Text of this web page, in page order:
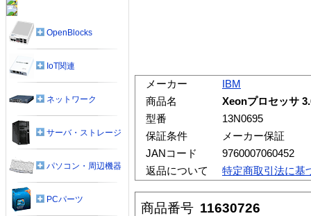
メーカー
IBM
商品名
Xeonプロセッサ
型番
13N0695
保証条件
メーカー保証
JANコード
9760007060452
返品について
特定商取引法に基
商品番号 11630726
OpenBlocks
IoT関連
ネットワーク
サーバ・ストレージ
パソコン・周辺機器
PCパーツ